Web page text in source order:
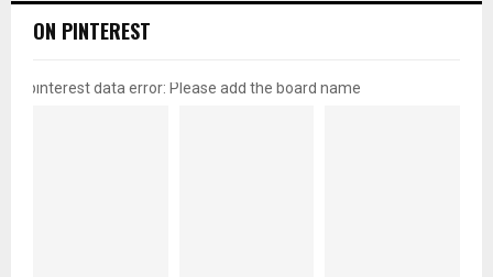
ON PINTEREST
pinterest data error: Please add the board name